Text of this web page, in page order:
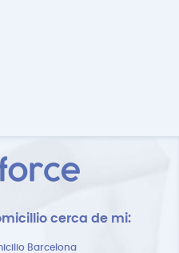
cerca de mi:
Barcelona